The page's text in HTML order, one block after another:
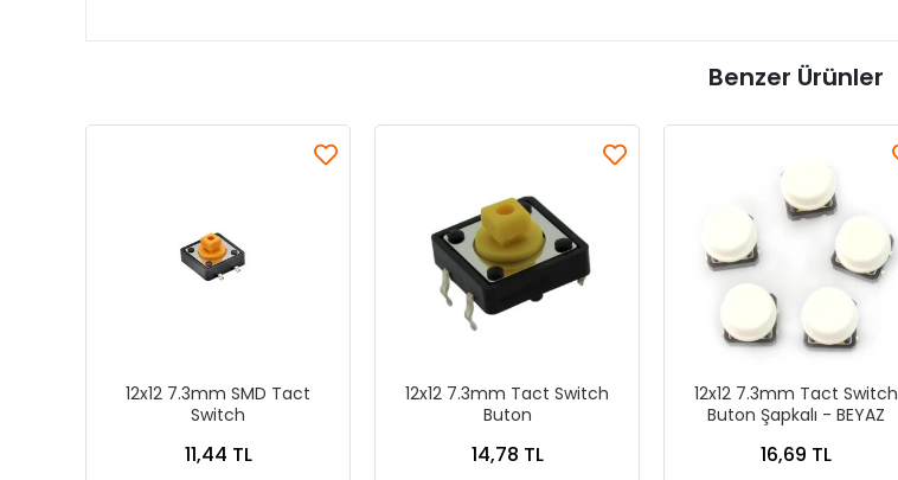
Benzer Ürünler
12x12 7.3mm SMD Tact
Switch
11,44 TL
12x12 7.3mm Tact Switch
Buton
14,78 TL
12x12 7.3mm Tact Switch
Buton Şapkalı - BEYAZ
16,69 TL